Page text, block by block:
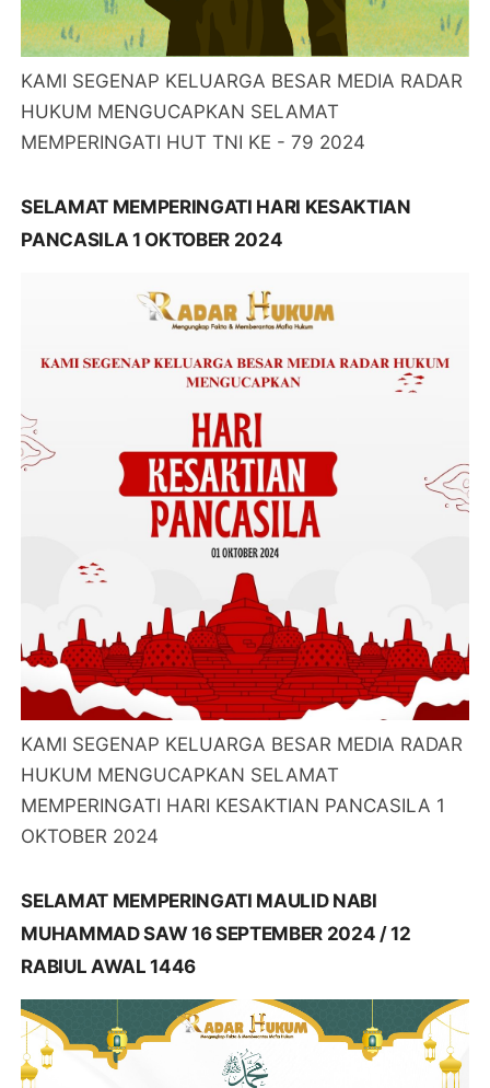
KAMI SEGENAP KELUARGA BESAR MEDIA RADAR
HUKUM MENGUCAPKAN SELAMAT
MEMPERINGATI HUT TNI KE - 79 2024
SELAMAT MEMPERINGATI HARI KESAKTIAN
PANCASILA 1 OKTOBER 2024
KAMI SEGENAP KELUARGA BESAR MEDIA RADAR
HUKUM MENGUCAPKAN SELAMAT
MEMPERINGATI HARI KESAKTIAN PANCASILA 1
OKTOBER 2024
SELAMAT MEMPERINGATI MAULID NABI
MUHAMMAD SAW 16 SEPTEMBER 2024 / 12
RABIUL AWAL 1446